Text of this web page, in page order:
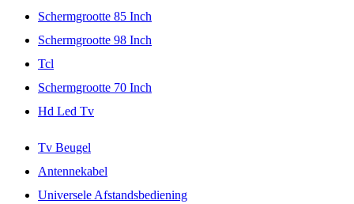
Schermgrootte 85 Inch
Schermgrootte 98 Inch
Tcl
Schermgrootte 70 Inch
Hd Led Tv
Tv Beugel
Antennekabel
Universele Afstandsbediening